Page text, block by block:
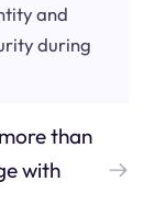
and
during
than
with